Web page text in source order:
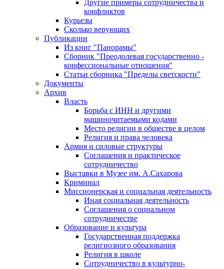
Другие примеры сотрудничества и
конфликтов
Курьезы
Сколько верующих
Публикации
Из книг "Панорамы"
Сборник "Преодолевая государственно -
конфессиональные отношения"
Статьи сборника "Пределы светскости"
Документы
Архив
Власть
Борьба с ИНН и другими
машиночитаемыми кодами
Место религии в обществе в целом
Религия и права человека
Армия и силовые структуры
Соглашения и практическое
сотрудничество
Выставки в Музее им. А.Сахарова
Криминал
Миссионерская и социальная деятельность
Иная социальная деятельность
Соглашения о социальном
сотрудничестве
Образование и культура
Государственная поддержка
религиозного образования
Религия в школе
Сотрудничество в культурно-